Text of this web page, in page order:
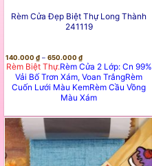
Rèm Cửa Đẹp Biệt Thự Long Thành
241119
140.000 ₫ – 650.000 ₫Khoảng
Giá:
Từ
140.000 ₫
Đến
650.000 ₫
Rèm Biệt Thự.Rèm Cửa 2 Lớp: Cn 99%
Vải Bố Trơn Xám, Voan TrắngRèm
Cuốn Lưới Màu KemRèm Cầu Vồng
Màu Xám